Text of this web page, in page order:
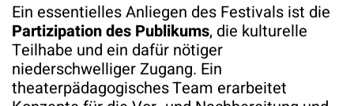
Ein essentielles Anliegen des Festivals ist die
Partizipation des Publikums, die kulturelle
Teilhabe und ein dafür nötiger
niederschwelliger Zugang. Ein
theaterpädagogisches Team erarbeitet